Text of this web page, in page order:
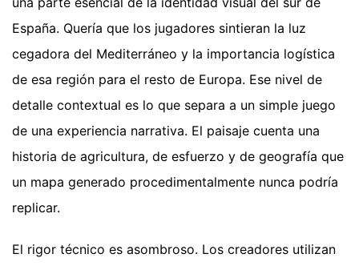
España. Quería que los jugadores sintieran la luz
cegadora del Mediterráneo y la importancia logística
de esa región para el resto de Europa. Ese nivel de
detalle contextual es lo que separa a un simple juego
de una experiencia narrativa. El paisaje cuenta una
historia de agricultura, de esfuerzo y de geografía que
un mapa generado procedimentalmente nunca podría
replicar.
El rigor técnico es asombroso. Los creadores utilizan